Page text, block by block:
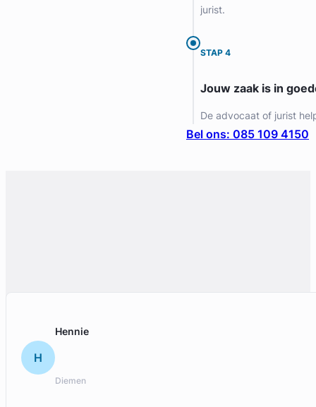
Gratis intake
jurist.
STAP 4
Jouw zaak is in
De advocaat of jurist
Bel ons: 085 109 4150
H
Hennie
Diemen